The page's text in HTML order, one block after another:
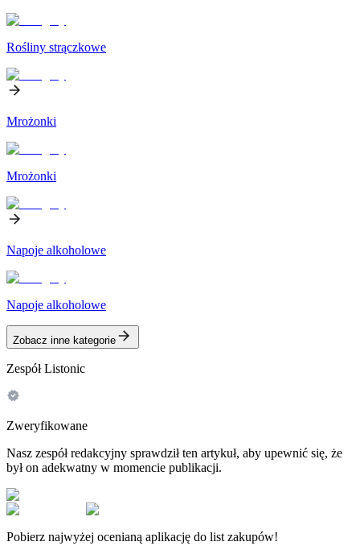
Rośliny strączkowe
Mrożonki
Mrożonki
Napoje alkoholowe
Napoje alkoholowe
Zobacz inne kategorie
Zespół Listonic
Zweryfikowane
Nasz zespół redakcyjny sprawdził ten artykuł, aby upewnić się, że
był on adekwatny w momencie publikacji.
Pobierz najwyżej ocenianą aplikację do list zakupów!